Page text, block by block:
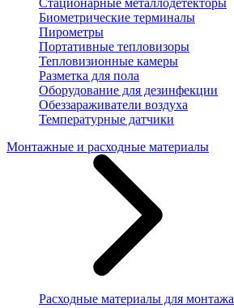
Стационарные металлодетекторы
Биометрические терминалы
Пирометры
Портативные тепловизоры
Тепловизионные камеры
Разметка для пола
Оборудование для дезинфекции
Обеззараживатели воздуха
Температурные датчики
Монтажные и расходные материалы
Расходные материалы для монтажа